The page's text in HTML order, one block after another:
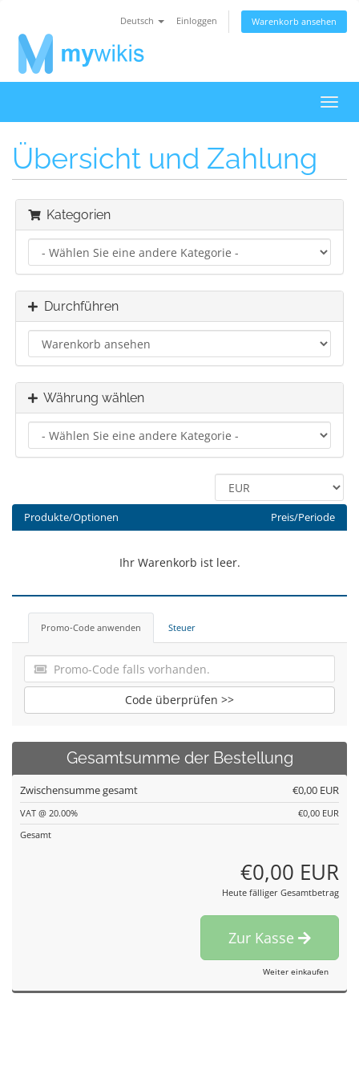
Deutsch Einloggen Warenkorb ansehen
ein-/
Übersicht und Zahlung
Kategorien
Durchführen
Währung wählen
Produkte/Optionen Preis/Periode
Ihr Warenkorb ist leer.
Promo-Code anwenden Steuer
Code überprüfen >>
Gesamtsumme der Bestellung
Zwischensumme gesamt €0,00 EUR
VAT @ 20.00%
€0,00 EUR
Gesamt
€0,00 EUR
Heute fälliger Gesamtbetrag
Zur Kasse
Weiter einkaufen